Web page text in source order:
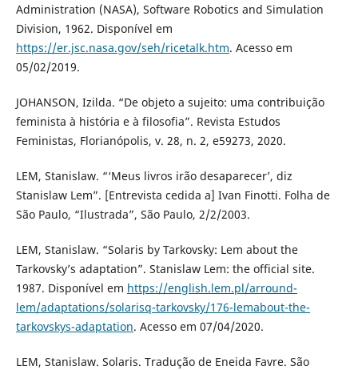
Administration (NASA), Software Robotics and Simulation
Division, 1962. Disponível em
https://er.jsc.nasa.gov/seh/ricetalk.htm. Acesso em
05/02/2019.
JOHANSON, Izilda. “De objeto a sujeito: uma contribuição
feminista à história e à filosofia”. Revista Estudos
Feministas, Florianópolis, v. 28, n. 2, e59273, 2020.
LEM, Stanislaw. “‘Meus livros irão desaparecer’, diz
Stanislaw Lem”. [Entrevista cedida a] Ivan Finotti. Folha de
São Paulo, “Ilustrada”, São Paulo, 2/2/2003.
LEM, Stanislaw. “Solaris by Tarkovsky: Lem about the
Tarkovsky’s adaptation”. Stanislaw Lem: the official site.
1987. Disponível em https://english.lem.pl/arround-
lem/adaptations/solarisq-tarkovsky/176-lemabout-the-
tarkovskys-adaptation. Acesso em 07/04/2020.
LEM, Stanislaw. Solaris. Tradução de Eneida Favre. São